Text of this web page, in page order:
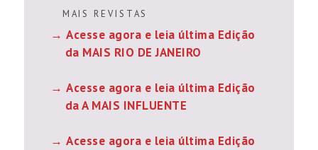
M A I S R E V I S T A S
Acesse agora e leia última Edição
da MAIS RIO DE JANEIRO
Acesse agora e leia última Edição
da A MAIS INFLUENTE
Acesse agora e leia última Edição